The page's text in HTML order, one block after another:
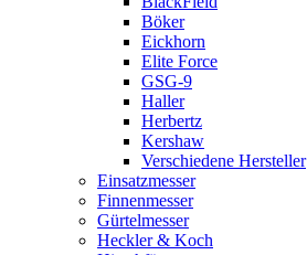
Böker
Eickhorn
Elite Force
GSG-9
Haller
Herbertz
Kershaw
Verschiedene Hersteller
Einsatzmesser
Finnenmesser
Gürtelmesser
Heckler & Koch